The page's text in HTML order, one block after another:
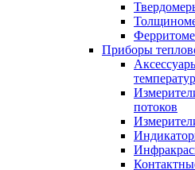
Приборы
потоков